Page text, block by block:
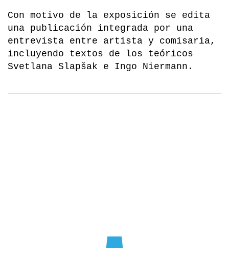
Con motivo de la exposición se edita
una publicación integrada por una
entrevista entre artista y comisaria,
incluyendo textos de los teóricos
Svetlana Slapšak e Ingo Niermann.